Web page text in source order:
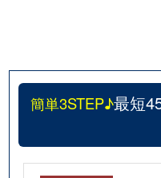
簡単3STEP♪最短